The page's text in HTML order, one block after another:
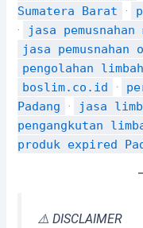
Sumatera Barat
·
· jasa pemusnahan
jasa pemusnahan
pengolahan
boslim.co.id ·
Padang
· jasa
pengangkutan
produk expired
⚠️ DISCLAIMER